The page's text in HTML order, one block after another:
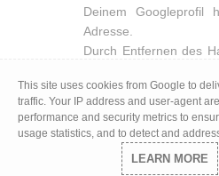
Deinem Googleprofil
Adresse.
Durch Entfernen des
entsprechende
angezeigt. Du hast
Möglichkeit Dich in
über einen neuen
informiert, über einen
This site uses cookies from Google to
traffic. Your IP address and user-agent
performance and security metrics to
usage statistics, and to detect and
LEARN MORE